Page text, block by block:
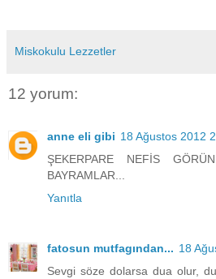
Miskokulu Lezzetler
12 yorum:
anne eli gibi 18 Ağustos 2012
ŞEKERPARE NEFİS
BAYRAMLAR...
Yanıtla
fatosun mutfagından... 18
Sevgi söze dolarsa dua olur,